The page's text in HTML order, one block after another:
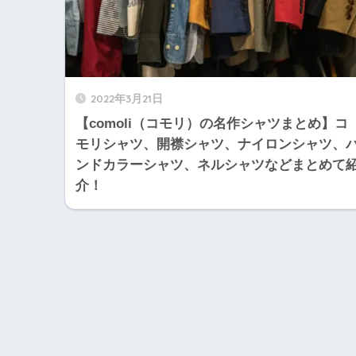
2022年3月21日
【comoli（コモリ）の名作シャツまとめ】コ
モリシャツ、開襟シャツ、ナイロンシャツ、
ンドカラーシャツ、ネルシャツなどまとめて
介！